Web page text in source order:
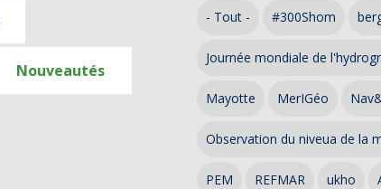
Nouveautés
- Tout - #300Shom
Journée mondiale de
Mayotte MerIGéo
Observation du niveua de la
PEM REFMAR ukho